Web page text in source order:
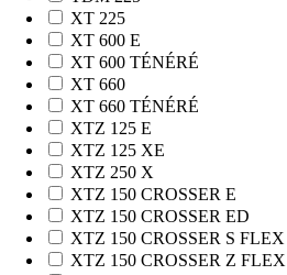
XT 225
XT 600 E
XT 600 TÉNÉRÉ
XT 660
XT 660 TÉNÉRÉ
XTZ 125 E
XTZ 125 XE
XTZ 250 X
XTZ 150 CROSSER E
XTZ 150 CROSSER ED
XTZ 150 CROSSER S FLEX
XTZ 150 CROSSER Z FLEX